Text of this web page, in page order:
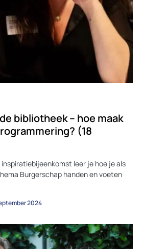
bibliotheek – hoe maak
(18
leer je hoe je als
Burgerschap handen en voeten
2024